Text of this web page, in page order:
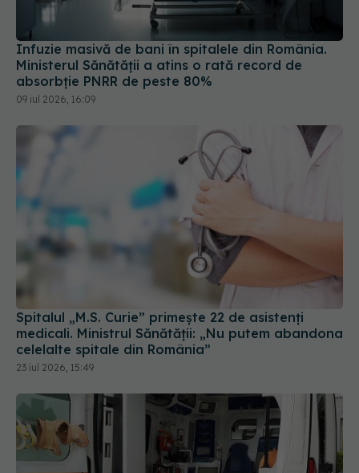
Infuzie masivă de bani în spitalele din România.
Ministerul Sănătății a atins o rată record de
absorbție PNRR de peste 80%
09 iul 2026, 16:09
Spitalul „M.S. Curie” primește 22 de asistenți
medicali. Ministrul Sănătății: „Nu putem abandona
celelalte spitale din România”
23 iul 2026, 15:49